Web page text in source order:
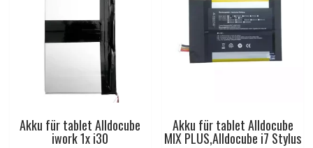
Akku für tablet Alldocube
iwork 1x i30
Akku für tablet Alldocube
MIX PLUS,Alldocube i7 Stylus